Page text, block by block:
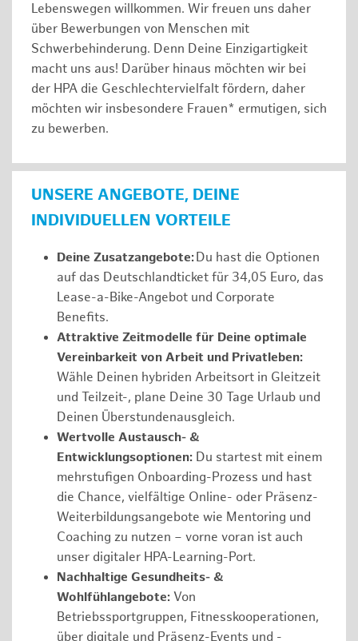
Lebenswegen willkommen. Wir freuen uns daher
über Bewerbungen von Menschen mit
Schwerbehinderung. Denn Deine Einzigartigkeit
macht uns aus! Darüber hinaus möchten wir bei
der HPA die Geschlechtervielfalt fördern, daher
möchten wir insbesondere Frauen* ermutigen, sich
zu bewerben.
UNSERE ANGEBOTE, DEINE
INDIVIDUELLEN VORTEILE
Deine Zusatzangebote: Du hast die Optionen
auf das Deutschlandticket für 34,05 Euro, das
Lease-a-Bike-Angebot und Corporate
Benefits.
Attraktive Zeitmodelle für Deine optimale
Vereinbarkeit von Arbeit und Privatleben:
Wähle Deinen hybriden Arbeitsort in Gleitzeit
und Teilzeit-, plane Deine 30 Tage Urlaub und
Deinen Überstundenausgleich.
Wertvolle Austausch- &
Entwicklungsoptionen: Du startest mit einem
mehrstufigen Onboarding-Prozess und hast
die Chance, vielfältige Online- oder Präsenz-
Weiterbildungsangebote wie Mentoring und
Coaching zu nutzen – vorne voran ist auch
unser digitaler HPA-Learning-Port.
Nachhaltige Gesundheits- &
Wohlfühlangebote: Von
Betriebssportgruppen, Fitnesskooperationen,
über digitale und Präsenz-Events und -